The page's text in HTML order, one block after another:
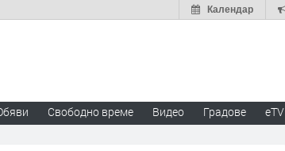
Календар
Свободно време Видео Градове eTV